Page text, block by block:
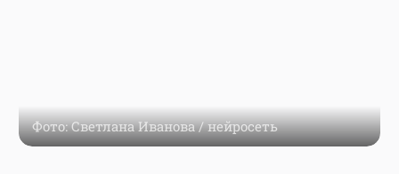
Фото: Светлана Иванова / нейросеть